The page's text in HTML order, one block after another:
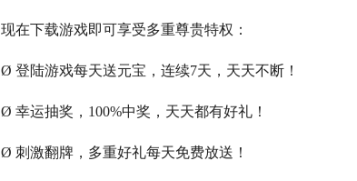
现在下载游戏即可享受多重尊贵特权：
Ø 登陆游戏每天送元宝，连续7天，天天不断！
Ø 幸运抽奖，100%中奖，天天都有好礼！
Ø 刺激翻牌，多重好礼每天免费放送！